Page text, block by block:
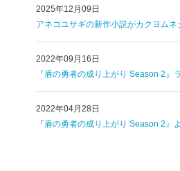
2025年12月09日
アネコユサギの新作小説がカクヨム
2022年09月16日
『盾の勇者の成り上がり Season 2
2022年04月28日
『盾の勇者の成り上がり Season 2